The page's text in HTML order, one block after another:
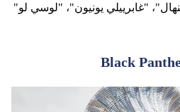
"غابرييلي يونيون"، "لوسي لو"
Black